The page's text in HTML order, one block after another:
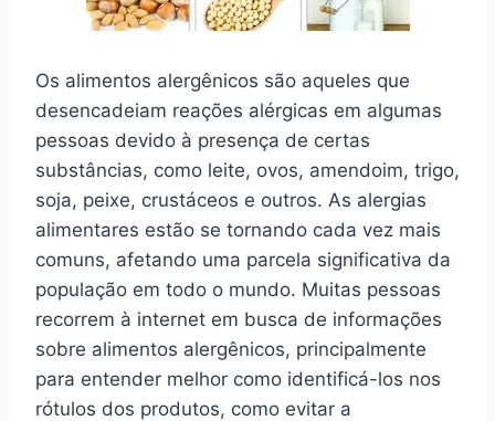
Os alimentos alergênicos são aqueles que
desencadeiam reações alérgicas em algumas
pessoas devido à presença de certas
substâncias, como leite, ovos, amendoim, trigo,
soja, peixe, crustáceos e outros. As alergias
alimentares estão se tornando cada vez mais
comuns, afetando uma parcela significativa da
população em todo o mundo. Muitas pessoas
recorrem à internet em busca de informações
sobre alimentos alergênicos, principalmente
para entender melhor como identificá-los nos
rótulos dos produtos, como evitar a